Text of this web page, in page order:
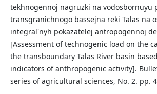
tekhnogennoj nagruzki na vodosbornuyu
transgranichnogo bassejna reki Talas na
integral'nyh pokazatelej antropogennoj
[Assessment of technogenic load on the
the transboundary Talas River basin
indicators of anthropogenic activity].
series of agricultural sciences, No. 2. pp.